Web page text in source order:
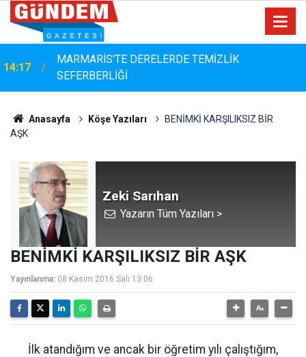
14:17
MARMARİS'TE DERELERDE TEMİZLİK
SEFERBERLİĞİ
Anasayfa Köşe Yazıları
BENİMKİ KARŞILIKSIZ BİR
AŞK
Zeki Sarıhan
Yazarın Tüm Yazıları >
BENİMKİ KARŞILIKSIZ BİR AŞK
Yayınlanma: 08 Kasım 2016 Salı 13:06
İlk atandığım ve ancak bir öğretim yılı çalıştığım,